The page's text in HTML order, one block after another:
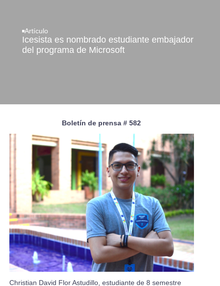
Artículo
Icesista es nombrado estudiante embajador
del programa de Microsoft
Boletín de prensa # 582
Christian David Flor Astudillo, estudiante de 8 semestre